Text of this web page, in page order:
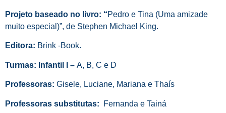
Projeto baseado no livro: “Pedro e Tina (Uma amizade
muito especial)”, de Stephen Michael King.
Editora: Brink -Book.
Turmas: Infantil I – A, B, C e D
Professoras: Gisele, Luciane, Mariana e Thaís
Professoras substitutas: Fernanda e Tainá